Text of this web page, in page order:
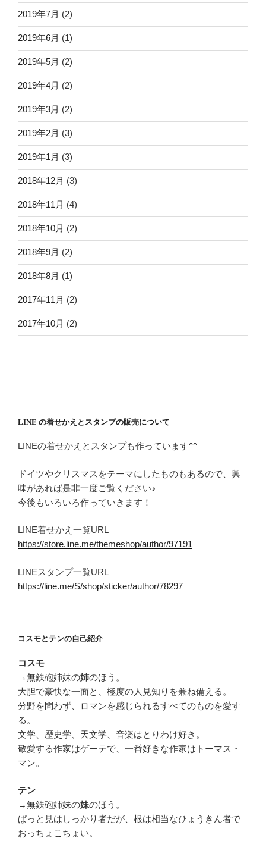
2019年7月 (2)
2019年6月 (1)
2019年5月 (2)
2019年4月 (2)
2019年3月 (2)
2019年2月 (3)
2019年1月 (3)
2018年12月 (3)
2018年11月 (4)
2018年10月 (2)
2018年9月 (2)
2018年8月 (1)
2017年11月 (2)
2017年10月 (2)
LINE の着せかえとスタンプの販売について
LINEの着せかえとスタンプも作っています^^
ドイツやクリスマスをテーマにしたものもあるので、興
味があれば是非一度ご覧ください♪
今後もいろいろ作っていきます！
LINE着せかえ一覧URL
https://store.line.me/themeshop/author/97191
LINEスタンプ一覧URL
https://line.me/S/shop/sticker/author/78297
コスモとテンの自己紹介
コスモ
→無鉄砲姉妹の姉のほう。
大胆で豪快な一面と、極度の人見知りを兼ね備える。
分野を問わず、ロマンを感じられるすべてのものを愛す
る。
文学、歴史学、天文学、音楽はとりわけ好き。
敬愛する作家はゲーテで、一番好きな作家はトーマス・
マン。
テン
→無鉄砲姉妹の妹のほう。
ぱっと見はしっかり者だが、根は相当なひょうきん者で
おっちょこちょい。